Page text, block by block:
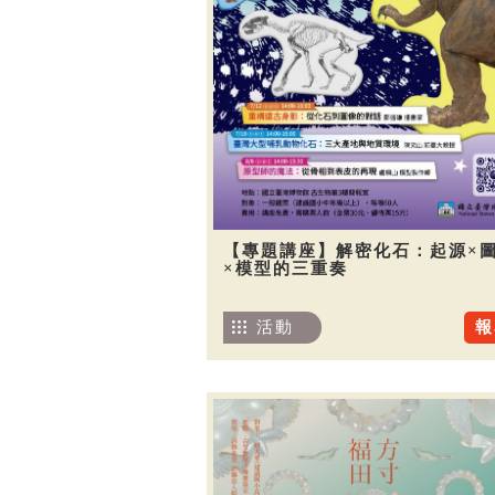
【專題講座】解密化石：起源×
×模型的三重奏
活動